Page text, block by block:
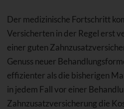
Der medizinische Fortschritt
Versicherten in der Regel erst
einer guten
Genuss neuer
effizienter als die bisherigen
in jedem Fall vor einer
Zahnzusatzversicherung die